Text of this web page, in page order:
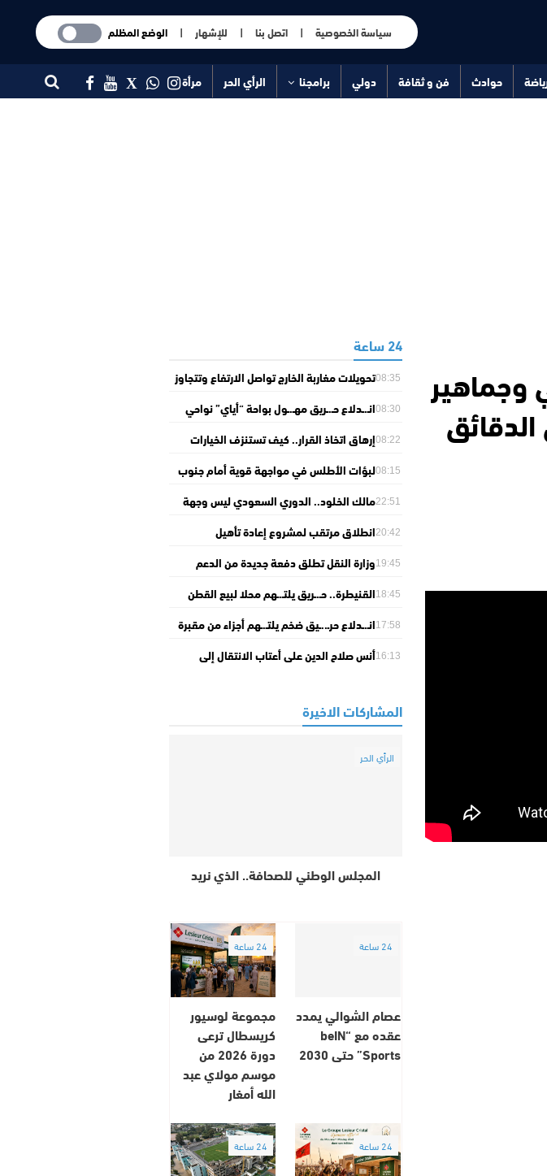
سياسة الخصوصية |اتصل بنا | للإشهار |الوضع المظلم
حوادث فن و ثقافة دولي برامجنا الرأي الحر
مرأة
وجماهير
24 ساعة
08:35تحويلات مغاربة الخارج تواصل الارتفاع وتتجاوز
08:30انـ.ـدلاع حـ.ـريق مهـ.ـول بواحة “أياي” نواحي
08:22إرهاق اتخاذ القرار.. كيف تستنزف الخيارات
08:15لبؤات الأطلس في مواجهة قوية أمام جنوب
إفريقيا بربع نهائي “كان السيدات”
22:51مالك الخلود.. الدوري السعودي ليس وجهة
20:42انطلاق مرتقب لمشروع إعادة تأهيل
19:45وزارة النقل تطلق دفعة جديدة من الدعم
18:45القنيطرة.. حـ.ـريق يلتـ.ـهم محلا لبيع القطن
أولاد عرفة17:58انـ.ـدلاع حرـ..ـيق ضخم يلتـ.ـهم أجزاء من مقبرة
16:13أنس صلاح الدين على أعتاب الانتقال إلى
المشاركات الاخيرة
الرأي الحر
المجلس الوطني للصحافة.. الذي نريد
24 ساعة
عصام الشوالي يمدد
عقده مع “beIN
Sports” حتى 2030
24 ساعة
مجموعة لوسيور
كريسطال ترعى
دورة 2026 من
موسم مولاي عبد
الله أمغار
24 ساعة 24 ساعة